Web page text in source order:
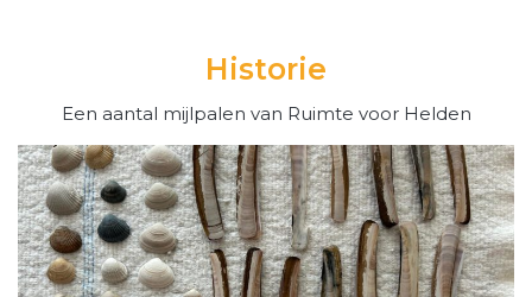
Historie
Een aantal mijlpalen van Ruimte voor Helden